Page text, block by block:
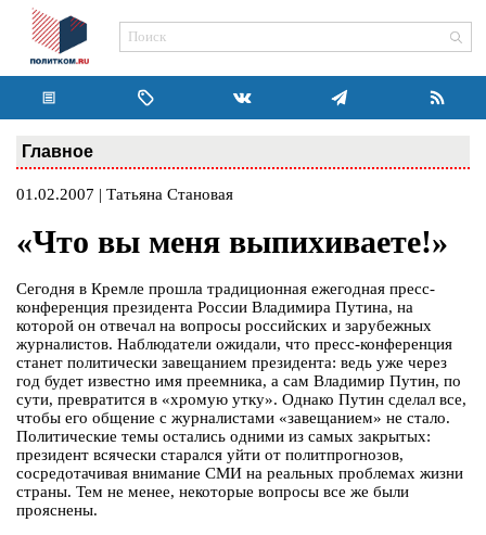
Главное
01.02.2007 | Татьяна Становая
«Что вы меня выпихиваете!»
Сегодня в Кремле прошла традиционная ежегодная пресс-
конференция президента России Владимира Путина, на
которой он отвечал на вопросы российских и зарубежных
журналистов. Наблюдатели ожидали, что пресс-конференция
станет политически завещанием президента: ведь уже через
год будет известно имя преемника, а сам Владимир Путин, по
сути, превратится в «хромую утку». Однако Путин сделал все,
чтобы его общение с журналистами «завещанием» не стало.
Политические темы остались одними из самых закрытых:
президент всячески старался уйти от политпрогнозов,
сосредотачивая внимание СМИ на реальных проблемах жизни
страны. Тем не менее, некоторые вопросы все же были
прояснены.